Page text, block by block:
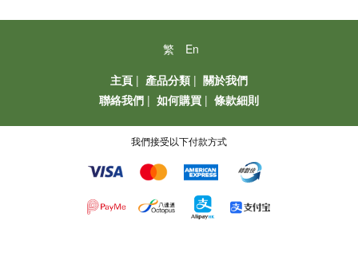
繁
En
主頁 | 產品分類 | 關於我們
聯絡我們 | 如何購買 | 條款細則
我們接受以下付款方式